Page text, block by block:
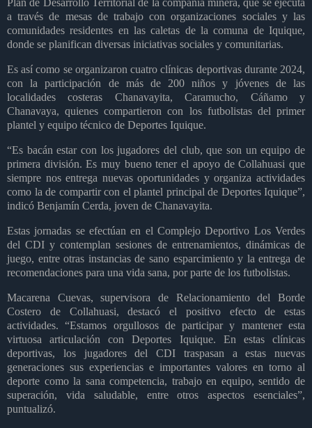
Plan de Desarrollo Territorial de la compañía minera, que se ejecuta
a través de mesas de trabajo con organizaciones sociales y las
comunidades residentes en las caletas de la comuna de Iquique,
donde se planifican diversas iniciativas sociales y comunitarias.
Es así como se organizaron cuatro clínicas deportivas durante 2024,
con la participación de más de 200 niños y jóvenes de las
localidades costeras Chanavayita, Caramucho, Cáñamo y
Chanavaya, quienes compartieron con los futbolistas del primer
plantel y equipo técnico de Deportes Iquique.
“Es bacán estar con los jugadores del club, que son un equipo de
primera división. Es muy bueno tener el apoyo de Collahuasi que
siempre nos entrega nuevas oportunidades y organiza actividades
como la de compartir con el plantel principal de Deportes Iquique”,
indicó Benjamín Cerda, joven de Chanavayita.
Estas jornadas se efectúan en el Complejo Deportivo Los Verdes
del CDI y contemplan sesiones de entrenamientos, dinámicas de
juego, entre otras instancias de sano esparcimiento y la entrega de
recomendaciones para una vida sana, por parte de los futbolistas.
Macarena Cuevas, supervisora de Relacionamiento del Borde
Costero de Collahuasi, destacó el positivo efecto de estas
actividades. “Estamos orgullosos de participar y mantener esta
virtuosa articulación con Deportes Iquique. En estas clínicas
deportivas, los jugadores del CDI traspasan a estas nuevas
generaciones sus experiencias e importantes valores en torno al
deporte como la sana competencia, trabajo en equipo, sentido de
superación, vida saludable, entre otros aspectos esenciales”,
puntualizó.